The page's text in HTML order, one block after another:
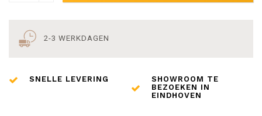
2-3 WERKDAGEN
SNELLE LEVERING
SHOWROOM TE
BEZOEKEN IN
EINDHOVEN